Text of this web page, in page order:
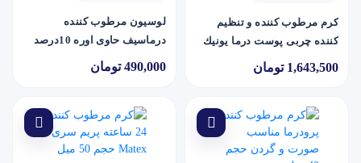
کرم مرطوب کننده و تنظیم
کننده چربی پوست درما یونیك
1,643,500 تومان
لوسيون مرطوب کننده
درماسيف حاوی اوره 10درصد
490,000 تومان